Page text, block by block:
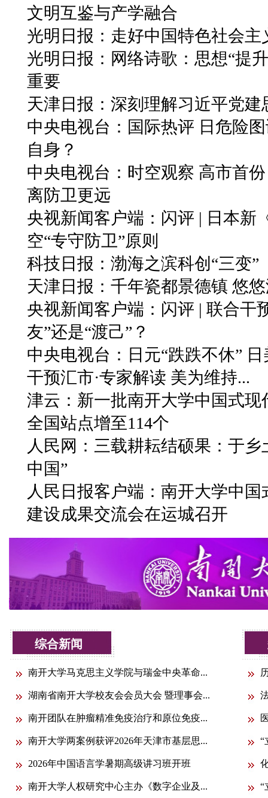
文明互鉴与产学融合
光明日报：走好中国特色社会主
光明日报：网络诗歌：思想“提
重要
天津日报：深刻理解习近平党
中央电视台：国际热评 日危险
自身？
中央电视台：时空观察 高市首
离防卫更远
央视新闻客户端：闪评 | 日本新
空“专守防卫”原则
科技日报：渤海之滨科创“三变”
天津日报：千年瓷都景德镇 悠
央视新闻客户端：闪评 | 联合干
友”还是“渡己”？
中央电视台：日元“跌跌不休”
干预汇市·专家解读 美为维持...
津云：新一批南开大学中国式
全国站点增至114个
人民网：三载耕耘结硕果：于
中国”
人民日报客户端：南开大学中
建设成果交流会在运城召开
综合新闻 多
南开大学马克思主义学院与瑞金中央革命...
湖南省南开大学校友会会员大会 暨理事会...
南开团队在肿瘤精准免疫治疗和原位免疫...
南开大学两案例获评2026年天津市基层思...
2026年中国语言学暑期高级讲习班开班
南开大学人权研究中心主办《数字企业及...
“
“